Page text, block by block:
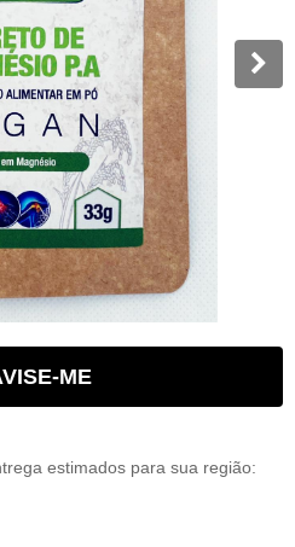
ME
estimados para sua região: